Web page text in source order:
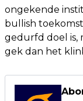
ongekende
bullish
gedurfd doel is,
gek dan het